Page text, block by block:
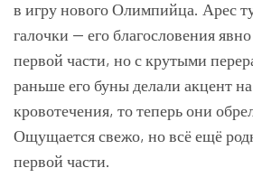
в игру нового Олимпийца. Арес
галочки — его благословения
первой части, но с крутыми
раньше его буны делали акцент
кровотечения, то теперь они
Ощущается свежо, но всё ещё
первой части.